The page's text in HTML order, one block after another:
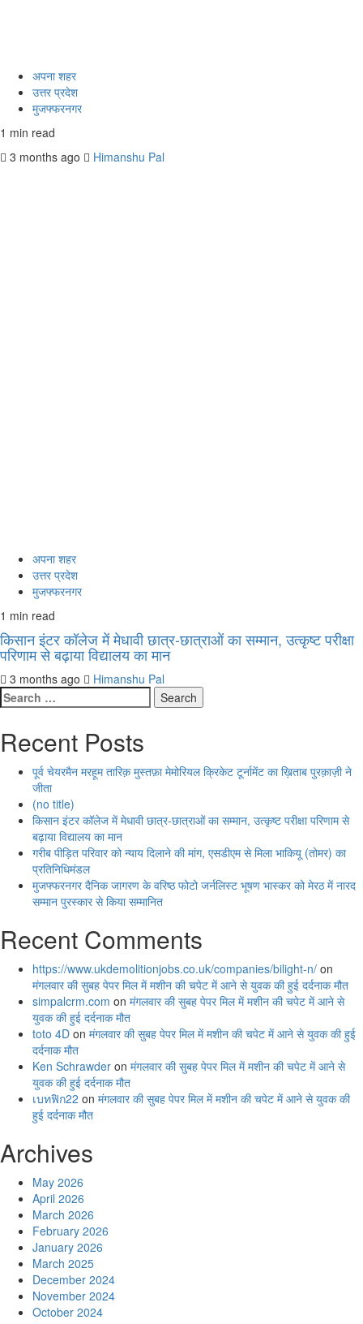
अपना शहर
उत्तर प्रदेश
मुजफ्फरनगर
1 min read
3 months ago
Himanshu Pal
अपना शहर
उत्तर प्रदेश
मुजफ्फरनगर
1 min read
किसान इंटर कॉलेज में मेधावी छात्र-छात्राओं का सम्मान, उत्कृष्ट परीक्षा
परिणाम से बढ़ाया विद्यालय का मान
3 months ago
Himanshu Pal
Search
for:
Recent Posts
पूर्व चेयरमैन मरहूम तारिक़ मुस्तफ़ा मेमोरियल क्रिकेट टूर्नामेंट का ख़िताब पुरक़ाज़ी ने
जीता
(no title)
किसान इंटर कॉलेज में मेधावी छात्र-छात्राओं का सम्मान, उत्कृष्ट परीक्षा परिणाम से
बढ़ाया विद्यालय का मान
गरीब पीड़ित परिवार को न्याय दिलाने की मांग, एसडीएम से मिला भाकियू (तोमर) का
प्रतिनिधिमंडल
मुजफ्फरनगर दैनिक जागरण के वरिष्ठ फोटो जर्नलिस्ट भूषण भास्कर को मेरठ में नारद
सम्मान पुरस्कार से किया सम्मानित
Recent Comments
https://www.ukdemolitionjobs.co.uk/companies/bilight-n/ on
मंगलवार की सुबह पेपर मिल में मशीन की चपेट में आने से युवक की हुई दर्दनाक मौत
simpalcrm.com on मंगलवार की सुबह पेपर मिल में मशीन की चपेट में आने से
युवक की हुई दर्दनाक मौत
toto 4D on मंगलवार की सुबह पेपर मिल में मशीन की चपेट में आने से युवक की हुई
दर्दनाक मौत
Ken Schrawder on मंगलवार की सुबह पेपर मिल में मशीन की चपेट में आने से
युवक की हुई दर्दनाक मौत
เบทฟิก22 on मंगलवार की सुबह पेपर मिल में मशीन की चपेट में आने से युवक की
हुई दर्दनाक मौत
Archives
May 2026
April 2026
March 2026
February 2026
January 2026
March 2025
December 2024
November 2024
October 2024